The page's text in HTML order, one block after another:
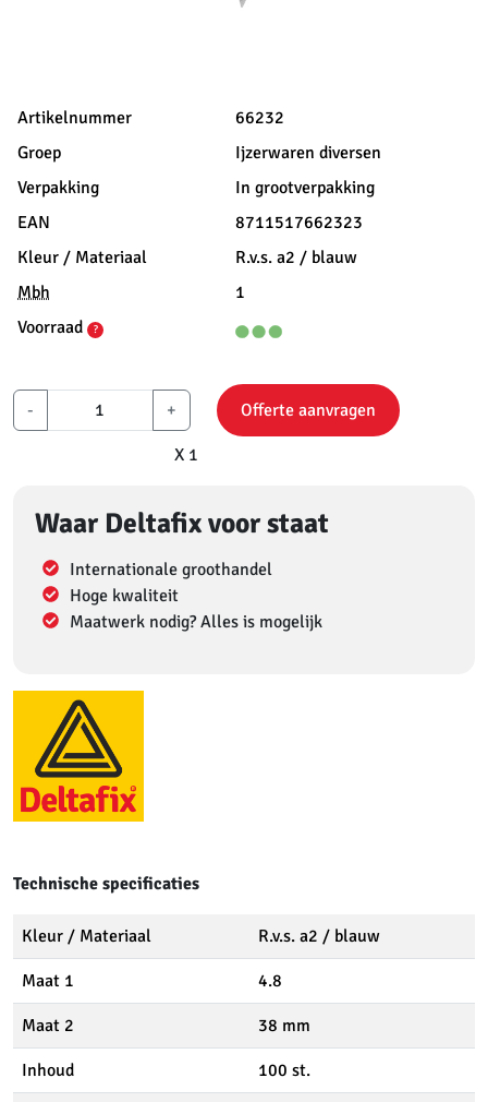
Artikelnummer
66232
Groep
Ijzerwaren diversen
Verpakking
In grootverpakking
EAN
8711517662323
Kleur / Materiaal
R.v.s. a2 / blauw
Mbh
1
Voorraad
?
- +
X 1
Offerte aanvragen
Waar Deltafix voor staat
Internationale groothandel
Hoge kwaliteit
Maatwerk nodig? Alles is mogelijk
Technische specificaties
Kleur / Materiaal R.v.s. a2 / blauw
Maat 1 4.8
Maat 2 38 mm
Inhoud 100 st.